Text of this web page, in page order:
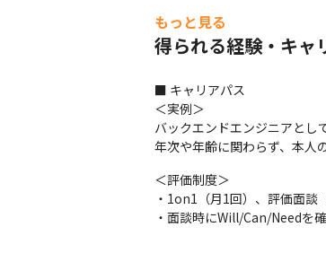
もっと見る
得られる経験・キャ
■ キャリアパス
＜実例＞
バックエンドエンジニアとし
年次や年齢に関わらず、本人
＜評価制度＞
・1on1（月1回）、評価面談
・面談時にWill/Can/Needを